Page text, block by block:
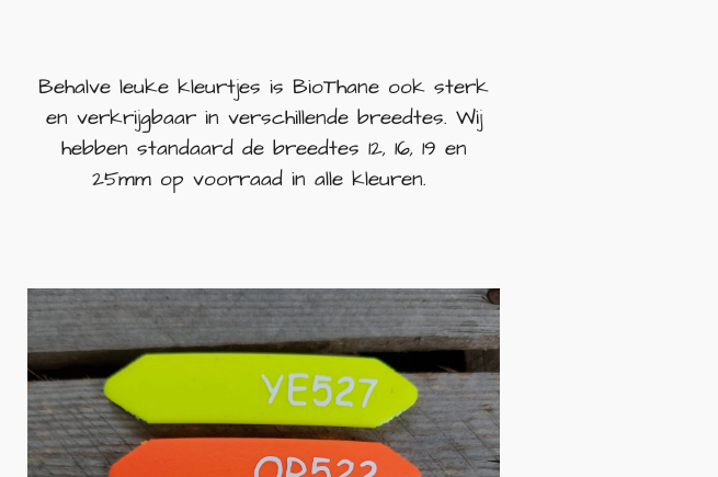
Behalve leuke kleurtjes is BioThane ook sterk
en verkrijgbaar in verschillende breedtes. Wij
hebben standaard de breedtes 12, 16, 19 en
25mm op voorraad in alle kleuren.